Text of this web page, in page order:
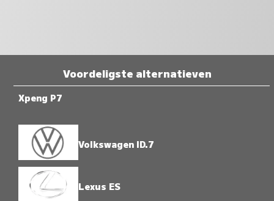
Voordeligste alternatieven
Xpeng P7
Volkswagen ID.7
Lexus ES